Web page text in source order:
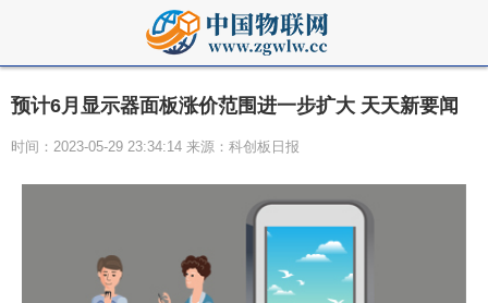
预计6月显示器面板涨价范围进一步扩大 天天新要闻
时间：2023-05-29 23:34:14 来源：科创板日报